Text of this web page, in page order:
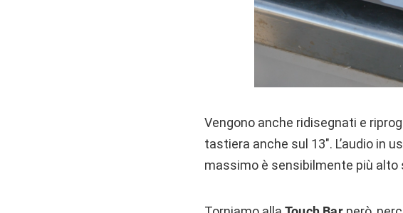
Vengono anche ridisegnati e
tastiera anche sul 13″. L’audio in
massimo è sensibilmente più